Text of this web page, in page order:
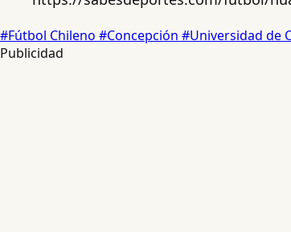
#Fútbol Chileno #Concepción #Universidad de
Publicidad